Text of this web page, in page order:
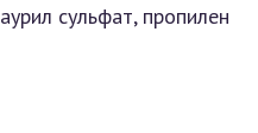
сульфат, пропилен